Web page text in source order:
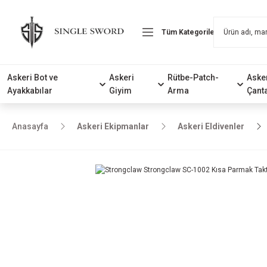
Askeri Bot ve
Ayakkabılar
Askeri
Giyim
Rütbe-Patch-
Arma
Anasayfa Askeri Ekipmanlar Askeri Eldivenler